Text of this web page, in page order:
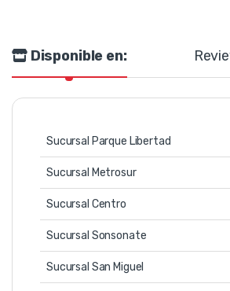
Disponible en:
Sucursal Parque Libertad
Sucursal Metrosur
Sucursal Centro
Sucursal Sonsonate
Sucursal San Miguel